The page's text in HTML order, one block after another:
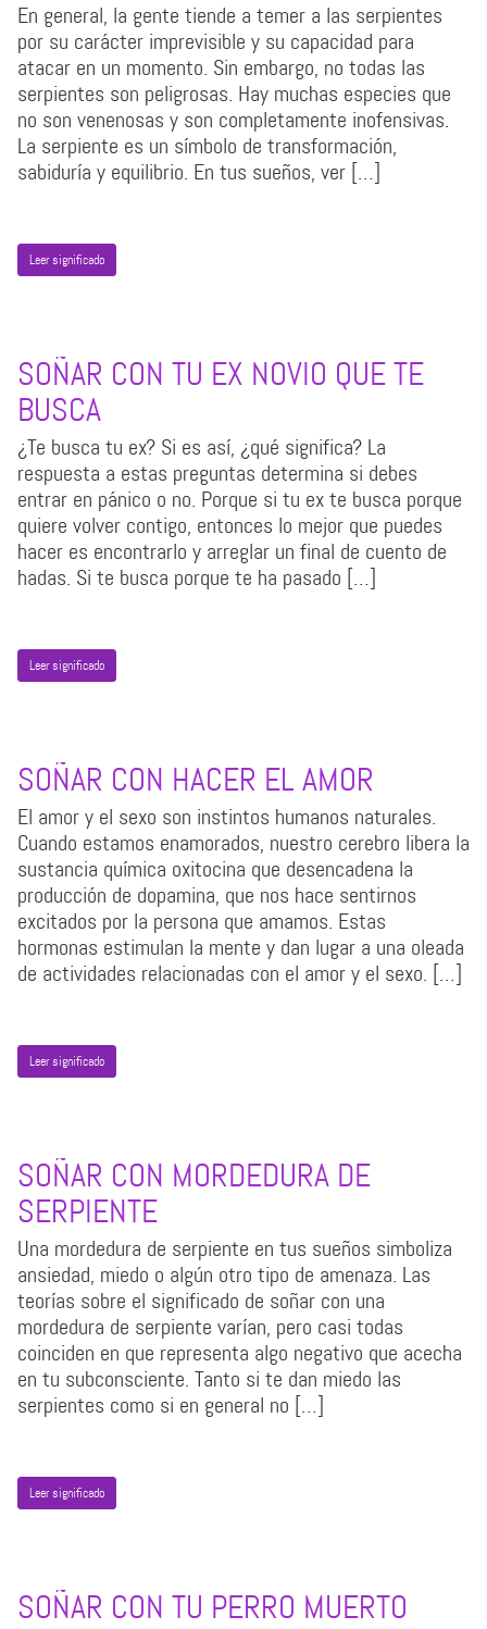
En general, la gente tiende a temer a las serpientes
por su carácter imprevisible y su capacidad para
atacar en un momento. Sin embargo, no todas las
serpientes son peligrosas. Hay muchas especies que
no son venenosas y son completamente inofensivas.
La serpiente es un símbolo de transformación,
sabiduría y equilibrio. En tus sueños, ver […]
Leer significado
SOÑAR CON TU EX NOVIO QUE TE
BUSCA
¿Te busca tu ex? Si es así, ¿qué significa? La
respuesta a estas preguntas determina si debes
entrar en pánico o no. Porque si tu ex te busca porque
quiere volver contigo, entonces lo mejor que puedes
hacer es encontrarlo y arreglar un final de cuento de
hadas. Si te busca porque te ha pasado […]
Leer significado
SOÑAR CON HACER EL AMOR
El amor y el sexo son instintos humanos naturales.
Cuando estamos enamorados, nuestro cerebro libera la
sustancia química oxitocina que desencadena la
producción de dopamina, que nos hace sentirnos
excitados por la persona que amamos. Estas
hormonas estimulan la mente y dan lugar a una oleada
de actividades relacionadas con el amor y el sexo. […]
Leer significado
SOÑAR CON MORDEDURA DE
SERPIENTE
Una mordedura de serpiente en tus sueños simboliza
ansiedad, miedo o algún otro tipo de amenaza. Las
teorías sobre el significado de soñar con una
mordedura de serpiente varían, pero casi todas
coinciden en que representa algo negativo que acecha
en tu subconsciente. Tanto si te dan miedo las
serpientes como si en general no […]
Leer significado
SOÑAR CON TU PERRO MUERTO